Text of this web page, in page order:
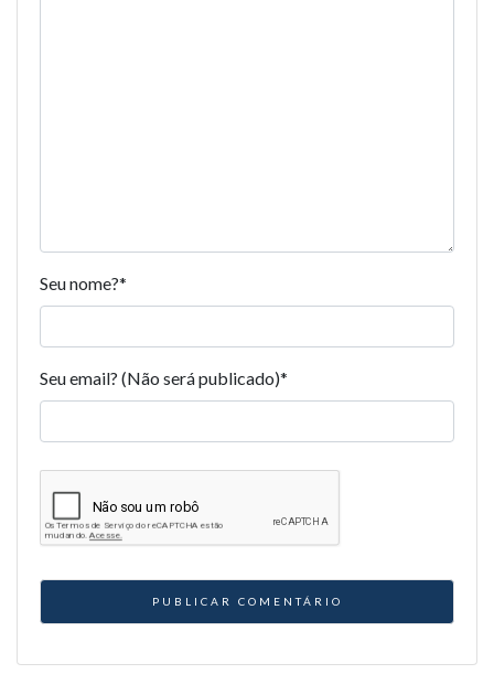
Seu nome?*
Seu email? (Não será publicado)*